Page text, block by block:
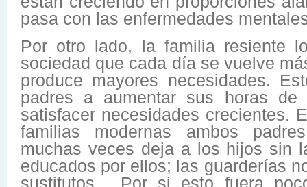
pasa con las enfermedades
Por otro lado, la familia resiente
sociedad que cada día se vuelve
produce mayores necesidades.
padres a aumentar sus horas de
satisfacer necesidades crecientes.
familias modernas ambos
muchas veces deja a los hijos sin
educados por ellos; las guarderías
sustitutos. Por si esto fuera